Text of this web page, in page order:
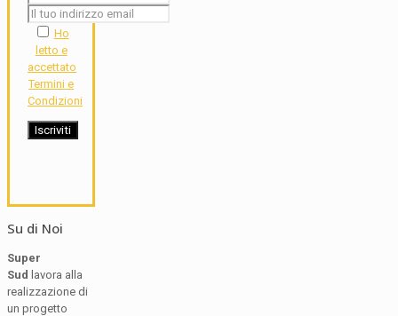
Ho
letto e
accettato
Termini e
Condizioni
Su di Noi
Super
Sud lavora alla
realizzazione di
un progetto